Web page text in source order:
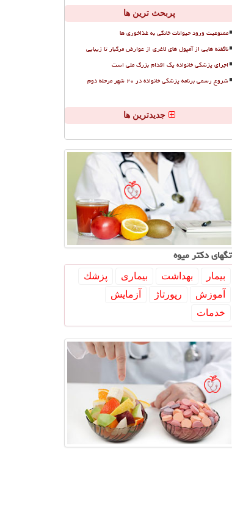
پربحث ترین ها
ممنوعیت ورود حیوانات خانگی به غذاخوری ها
ناگفته هایی از آمپول های لاغری از عوارض مرگبار تا زیبایی
اجرای پزشکی خانواده یک اقدام بزرگ ملی است
شروع رسمی برنامه پزشکی خانواده در ۲۰ شهر مرحله دوم
جدیدترین ها
تگهای دكتر میوه
بیمار بهداشت بیماری
پزشك
آموزش
رپورتاژ
آزمایش
خدمات